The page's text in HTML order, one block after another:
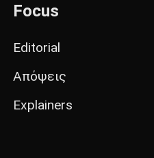
Focus
Editorial
Απόψεις
Explainers